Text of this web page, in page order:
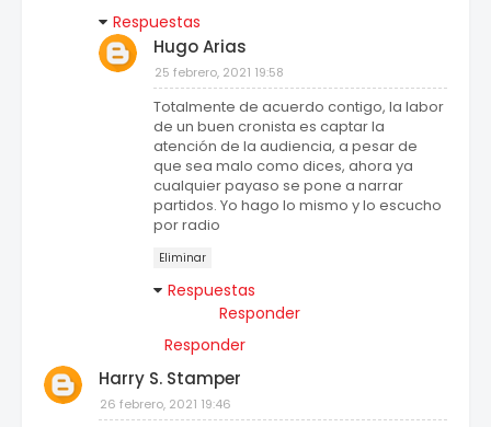
Respuestas
Hugo Arias
25 febrero, 2021 19:58
Totalmente de acuerdo contigo, la labor
de un buen cronista es captar la
atención de la audiencia, a pesar de
que sea malo como dices, ahora ya
cualquier payaso se pone a narrar
partidos. Yo hago lo mismo y lo escucho
por radio
Eliminar
Respuestas
Responder
Responder
Harry S. Stamper
26 febrero, 2021 19:46